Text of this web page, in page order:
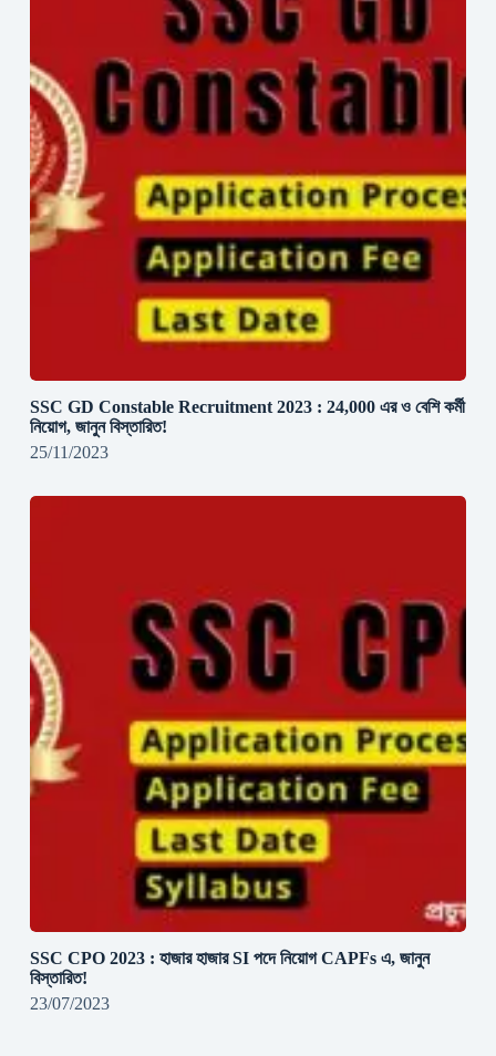
SSC GD Constable Recruitment 2023 : 24,000 এর ও বেশি কর্মী
নিয়োগ, জানুন বিস্তারিত!
25/11/2023
SSC CPO 2023 : হাজার হাজার SI পদে নিয়োগ CAPFs এ, জানুন
বিস্তারিত!
23/07/2023